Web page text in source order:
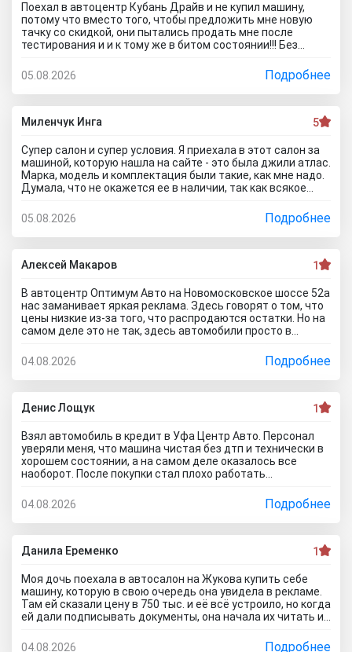
Поехал в автоцентр Кубань Драйв и не купил машину,
потому что вместо того, чтобы предложить мне новую
тачку со скидкой, они пытались продать мне после
тестирования и и к тому же в битом состоянии!!! Без
скорее всего скажет, что эти машины проблемные. Так
что не теряйте время, обратитесь к официальному
дилеру и рекламе в интернете не верьте, а то как я
прокатитесь туда сюда зря.. а стоило всего лишь про
автосалон Кубань Драйв отзывы почитать чтоб понять
05.08.2026 Подробнее
Миленчук Инга 5
Супер салон и супер условия. Я приехала в этот салон за
машиной, которую нашла на сайте - это была джили атлас.
Марка, модель и комплектация были такие, как мне надо.
Думала, что не окажется ее в наличии, так как всякое
отделах работают на ура. Все мне быстро оформили. И,
кстати, я приехала в утренние часы и мне сделали ещё
скидку дополнительную) Очень приятный бонус от
автоцентра Тула)
05.08.2026 Подробнее
Алексей Макаров 1
В автоцентр Оптимум Авто на Новомосковское шоссе 52а
нас заманивает яркая реклама. Здесь говорят о том, что
цены низкие из-за того, что распродаются остатки. Но на
самом деле это не так, здесь автомобили просто в
спасут его. Только на ремонт будет уходить очень много
денег, проше сразу нормальное авто найти и купить, чем
с их драндулетами мучиться. Врут и про цены, они не
ниже рыночных нифига, просто это шайка перекупов...я
дом про автосалон Оптимум Авто отзывы почитал,
04.08.2026 Подробнее
Денис Лощук 1
Взял автомобиль в кредит в Уфа Центр Авто. Персонал
уверяли меня, что машина чистая без дтп и технически в
хорошем состоянии, а на самом деле оказалось все
наоборот. После покупки стал плохо работать
аккумулятор. Пришлось менять на новый. Через две
недели начала глохнуть, с трудом ее завел. Повез
обратно в автосалон. Пытался сделать обмен но мне
отказали, а ремонт предложили за мой счёт.... Вот как на
самом деле работают эти аферисты с улицы маршала
Авто.. глядишь и не поехал бы к ним.
04.08.2026 Подробнее
Данила Еременко 1
Моя дочь поехала в автосалон на Жукова купить себе
машину, которую в свою очередь она увидела в рекламе.
Там ей сказали цену в 750 тыс. и её всё устроило, но когда
ей дали подписывать документы, она начала их читать и
дороже!!! Её пытался обмануть и повезло что она это
04.08.2026 Подробнее